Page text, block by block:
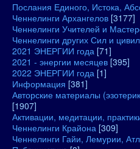
Послания Единого, Истока,
Ченнелинги Архангелов [3177]
Ченнелинги Учителей и
Ченнелинги других Сил и
2021 ЭНЕРГИИ года [71]
2021 - энергии месяцев [395]
2022 ЭНЕРГИИ года [1]
Информация [381]
Авторские материалы
[1907]
Активации, медитации,
Ченнелинги Крайона [309]
Ченнелинги Гайи, Лемурии,